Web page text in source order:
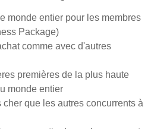
monde entier pour les membres
Package)
comme avec d'autres
premières de la plus haute
monde entier
que les autres concurrents à